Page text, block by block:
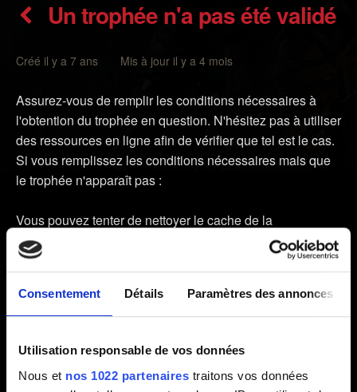
Consentement Détails Paramètres des annonces
Utilisation responsable de vos données
Nous et nos 1022 partenaires traitons vos données
Un trophée n'a pas été validé
Créé il y a 7 ans Mis à jour il y a 4 mois
Assurez-vous de remplir les conditions nécessaires à
l'obtention du trophée en question. N'hésitez pas à utiliser
des ressources en ligne afin de vérifier que tel est le cas.
Si vous remplissez les conditions nécessaires mais que
le trophée n'apparaît pas :
Vous pouvez tenter de nettoyer le cache de la
PlayStation:
repos.
2. Une fois que la consigne lumineuse située sur la
débranchez le câble d'alimentation à l'arrière de la
console.